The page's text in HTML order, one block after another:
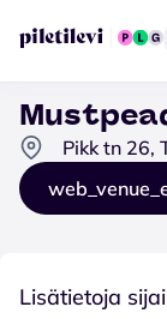
Pikk tn 26,
Lisätietoja